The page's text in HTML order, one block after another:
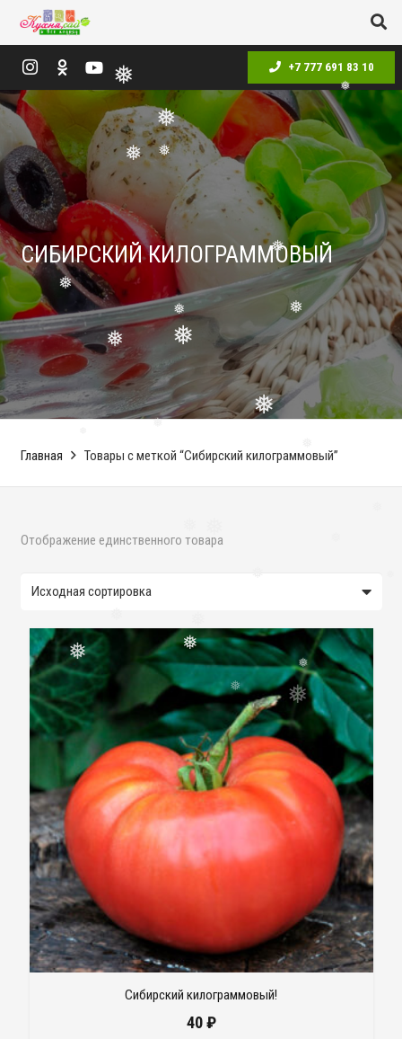
❅
❅
❅
❅
❅
❅
❅
❅
❅
❅
❅
❅
❅
❅
❅
❅
❅ ❅
❅
❅
❅
+7 777 691 83 10
СИБИРСКИЙ КИЛОГРАММОВЫЙ
Главная Товары с меткой “Сибирский килограммовый”
Отображение единственного товара
Сибирский килограммовый!
40₽